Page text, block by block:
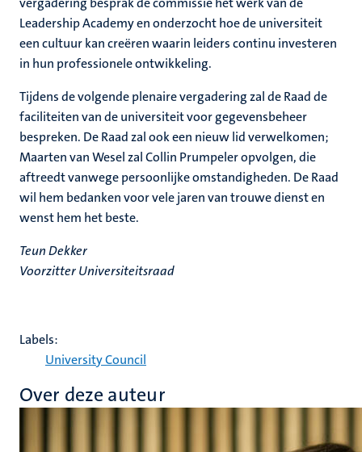
Leadership Academy en onderzocht hoe de universiteit
een cultuur kan creëren waarin leiders continu investeren
in hun professionele ontwikkeling.
Tijdens de volgende plenaire vergadering zal de Raad de
faciliteiten van de universiteit voor gegevensbeheer
bespreken. De Raad zal ook een nieuw lid verwelkomen;
Maarten van Wesel zal Collin Prumpeler opvolgen, die
aftreedt vanwege persoonlijke omstandigheden. De Raad
wil hem bedanken voor vele jaren van trouwe dienst en
wenst hem het beste.
Teun Dekker
Voorzitter Universiteitsraad
Labels:
University Council
Over deze auteur